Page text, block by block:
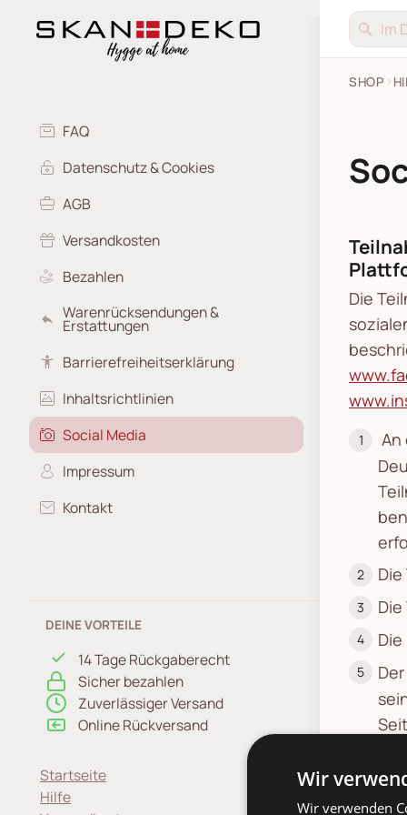
FAQ
Datenschutz & Cookies
AGB
Versandkosten
Bezahlen
Warenrücksendungen &
Erstattungen
Barrierefreiheitserklärung
Inhaltsrichtlinien
Social Media
Impressum
Kontakt
DEINE VORTEILE
14 Tage Rückgaberecht
Sicher bezahlen
Zuverlässiger Versand
Online Rückversand
Startseite
Hilfe
SHOP
Die
An
Wir
Wir verwenden